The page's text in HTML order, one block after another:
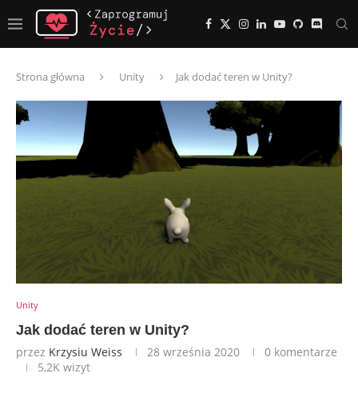
Strona główna Unity Jak dodać teren w Unity?
Unity
Jak dodać teren w Unity?
przez Krzysiu Weiss 28 września 2020
0 komentarze
5,2K wizyt